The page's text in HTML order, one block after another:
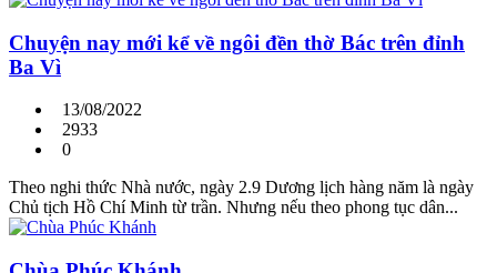
Chuyện nay mới kể về ngôi đền thờ Bác trên đỉnh
Ba Vì
13/08/2022
2933
0
Theo nghi thức Nhà nước, ngày 2.9 Dương lịch hàng năm là ngày
Chủ tịch Hồ Chí Minh từ trần. Nhưng nếu theo phong tục dân...